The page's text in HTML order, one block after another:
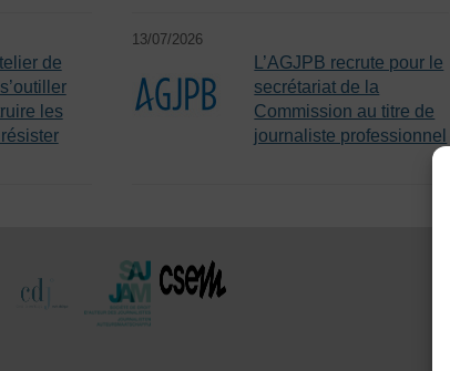
de
les
13/07/2026
L’AGJPB recrute pour le
secrétariat de la
Commission au titre de
journaliste professionnel